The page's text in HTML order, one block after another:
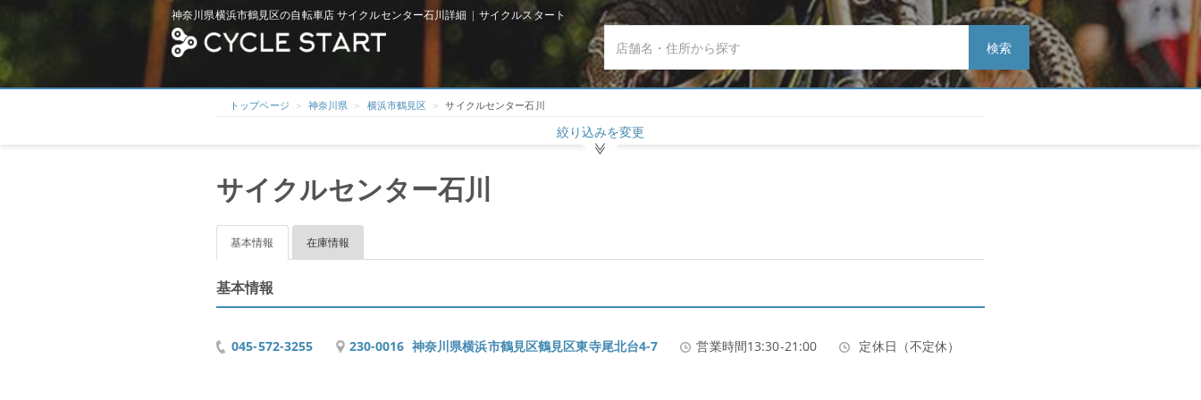
神奈川県横浜市鶴見区の自転車店 サイクルセンター石川詳細 | サイクルスタート
検索
トップページ 神奈川県 横浜市鶴見区 サイクルセンター石川
絞り込みを変更
サイクルセンター石川
基本情報 在庫情報
基本情報
045-572-3255 230-0016 神奈川県横浜市鶴見区鶴見区東寺尾北台4-7 営業時間13:30-21:00 定休日（不定休）